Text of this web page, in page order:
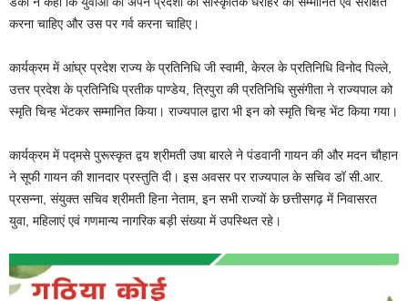
करना चाहिए और उस पर गर्व करना चाहिए।
कार्यक्रम में आंघ्र प्रदेश राज्य के प्रतिनिधि जी स्वामी, केरल के प्रतिनिधि विनोद पिल्ले,
उत्तर प्रदेश के प्रतिनिधि प्रतीक पाण्डेय, त्रिपुरा की प्रतिनिधि सुसंगीता ने राज्यपाल को
स्मृति चिन्ह भेंटकर सम्मानित किया। राज्यपाल द्वारा भी इन को स्मृति चिन्ह भेंट किया गया।
कार्यक्रम में पद्मसे पुरूस्कृत द्वय श्रीमती उषा बारले ने पंडवानी गायन की और मदन चौहान
ने सूफी गायन की शानदार प्रस्तुति दी। इस अवसर पर राज्यपाल के सचिव डॉ सी.आर.
प्रसन्ना, संयुक्त सचिव श्रीमती हिना नेताम, इन सभी राज्यों के छत्तीसगढ़ में निवासरत
युवा, महिलाएं एवं गणमान्य नागरिक बड़ी संख्या में उपस्थित रहे।